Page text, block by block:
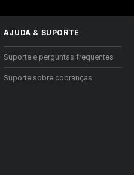
AJUDA & SUPORTE
Suporte e perguntas frequentes
Suporte sobre cobranças